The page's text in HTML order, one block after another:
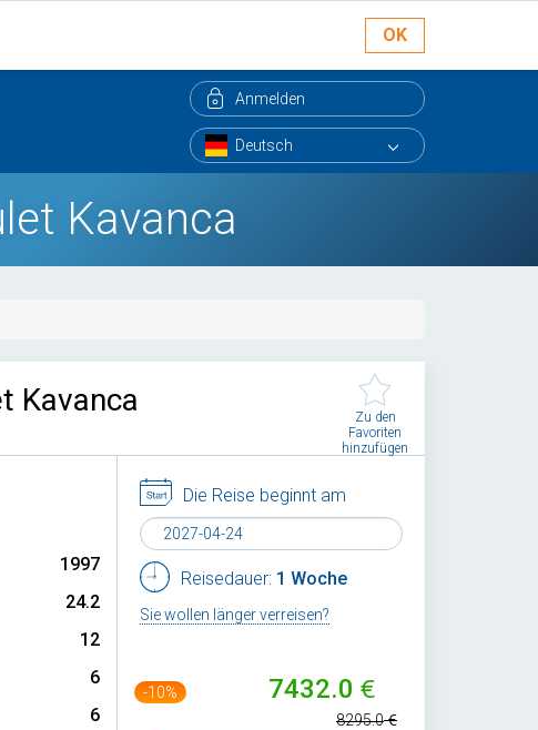
OK
Anmelden
Kavanca
Kavanca
Zu den
Favoriten
hinzufügen
1997
24.2
12
6
6
Die Reise beginnt am
Reisedauer: 1 Woche
Sie wollen länger verreisen?
-10% 7432.0
8295.0